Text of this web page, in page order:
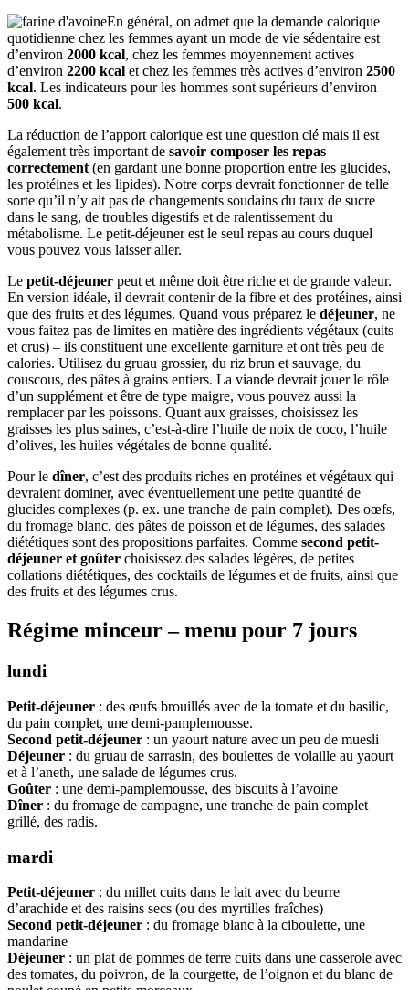
En général, on admet que la demande calorique
quotidienne chez les femmes ayant un mode de vie sédentaire est
d’environ 2000 kcal, chez les femmes moyennement actives
d’environ 2200 kcal et chez les femmes très actives d’environ 2500
kcal. Les indicateurs pour les hommes sont supérieurs d’environ
500 kcal.
La réduction de l’apport calorique est une question clé mais il est
également très important de savoir composer les repas
correctement (en gardant une bonne proportion entre les glucides,
les protéines et les lipides). Notre corps devrait fonctionner de telle
sorte qu’il n’y ait pas de changements soudains du taux de sucre
dans le sang, de troubles digestifs et de ralentissement du
métabolisme. Le petit-déjeuner est le seul repas au cours duquel
vous pouvez vous laisser aller.
Le petit-déjeuner peut et même doit être riche et de grande valeur.
En version idéale, il devrait contenir de la fibre et des protéines, ainsi
que des fruits et des légumes. Quand vous préparez le déjeuner, ne
vous faitez pas de limites en matière des ingrédients végétaux (cuits
et crus) – ils constituent une excellente garniture et ont très peu de
calories. Utilisez du gruau grossier, du riz brun et sauvage, du
couscous, des pâtes à grains entiers. La viande devrait jouer le rôle
d’un supplément et être de type maigre, vous pouvez aussi la
remplacer par les poissons. Quant aux graisses, choisissez les
graisses les plus saines, c’est-à-dire l’huile de noix de coco, l’huile
d’olives, les huiles végétales de bonne qualité.
Pour le dîner, c’est des produits riches en protéines et végétaux qui
devraient dominer, avec éventuellement une petite quantité de
glucides complexes (p. ex. une tranche de pain complet). Des oœfs,
du fromage blanc, des pâtes de poisson et de légumes, des salades
diététiques sont des propositions parfaites. Comme second petit-
déjeuner et goûter choisissez des salades légères, de petites
collations diététiques, des cocktails de légumes et de fruits, ainsi que
des fruits et des légumes crus.
Régime minceur – menu pour 7 jours
lundi
Petit-déjeuner : des œufs brouillés avec de la tomate et du basilic,
du pain complet, une demi-pamplemousse.
Second petit-déjeuner : un yaourt nature avec un peu de muesli
Déjeuner : du gruau de sarrasin, des boulettes de volaille au yaourt
et à l’aneth, une salade de légumes crus.
Goûter : une demi-pamplemousse, des biscuits à l’avoine
Dîner : du fromage de campagne, une tranche de pain complet
grillé, des radis.
mardi
Petit-déjeuner : du millet cuits dans le lait avec du beurre
d’arachide et des raisins secs (ou des myrtilles fraîches)
Second petit-déjeuner : du fromage blanc à la ciboulette, une
mandarine
Déjeuner : un plat de pommes de terre cuits dans une casserole avec
des tomates, du poivron, de la courgette, de l’oignon et du blanc de